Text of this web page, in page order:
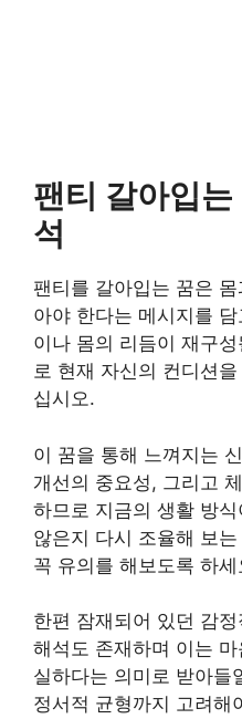
팬티 갈아입
석
팬티를 갈아입는 꿈은
아야 한다는 메시지를
이나 몸의 리듬이 재구
로 현재 자신의 컨디션
십시오.
이 꿈을 통해 느껴지는
개선의 중요성, 그리고
하므로 지금의 생활 방
않은지 다시 조율해 보
꼭 유의를 해보도록 하세
한편 잠재되어 있던 감
해석도 존재하며 이는
실하다는 의미로 받아들
정서적 균형까지 고려해